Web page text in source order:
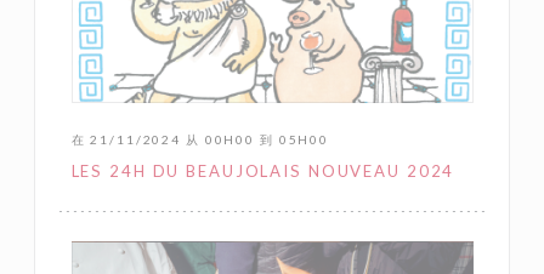
在 21/11/2024 从 00H00 到 05H00
LES 24H DU BEAUJOLAIS NOUVEAU 2024